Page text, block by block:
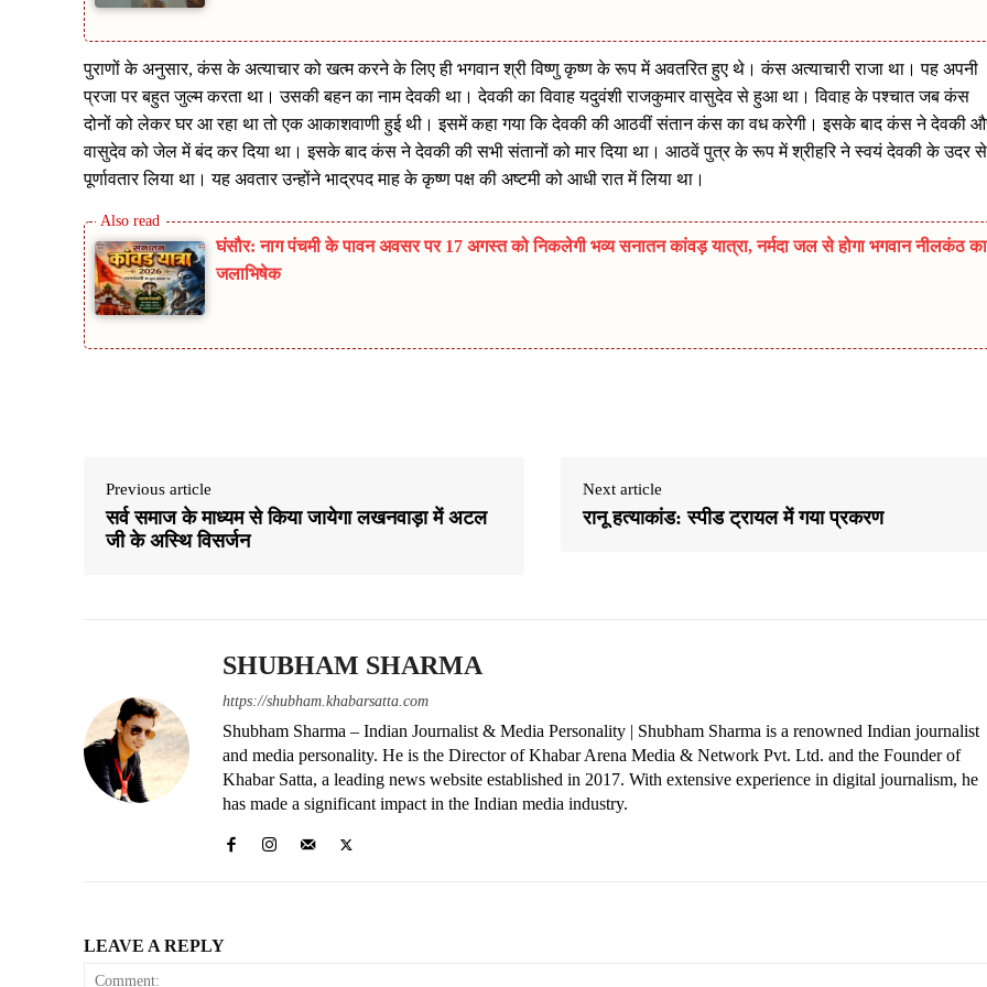
पुराणों के अनुसार, कंस के अत्‍याचार को खत्‍म करने के लिए ही भगवान श्री विष्‍णु कृष्‍ण के रूप में अवतरित हुए थे। कंस अत्याचारी राजा था। पह अपनी
प्रजा पर बहुत जुल्‍म करता था। उसकी बहन का नाम देवकी था। देवकी का विवाह यदुवंशी राजकुमार वासुदेव से हुआ था। विवाह के पश्चात जब कंस
दोनों को लेकर घर आ रहा था तो एक आकाशवाणी हुई थी। इसमें कहा गया कि देवकी की आठवीं संतान कंस का वध करेगी। इसके बाद कंस ने देवकी
वासुदेव को जेल में बंद कर दिया था। इसके बाद कंस ने देवकी की सभी संतानों को मार दिया था। आठवें पुत्र के रूप में श्रीहरि ने स्वयं देवकी के उदर से
पूर्णावतार लिया था। यह अवतार उन्होंने भाद्रपद माह के कृष्ण पक्ष की अष्टमी को आधी रात में लिया था।
घंसौर: नाग पंचमी के पावन अवसर पर 17 अगस्त को निकलेगी भव्य सनातन कांवड़ यात्रा, नर्मदा जल से होगा भगवान नीलकंठ का
जलाभिषेक
Previous article
सर्व समाज के माध्यम से किया जायेगा लखनवाड़ा में अटल
जी के अस्थि विसर्जन
Next article
रानू हत्याकांड: स्पीड ट्रायल में गया प्रकरण
SHUBHAM SHARMA
https://shubham.khabarsatta.com
Shubham Sharma – Indian Journalist & Media Personality | Shubham Sharma is a renowned Indian journalist
and media personality. He is the Director of Khabar Arena Media & Network Pvt. Ltd. and the Founder of
Khabar Satta, a leading news website established in 2017. With extensive experience in digital journalism, he
has made a significant impact in the Indian media industry.
LEAVE A REPLY